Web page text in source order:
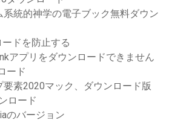
系統的神学の電子ブック無料ダウン
ドを防止する
アプリをダウンロードできません
ード
素2020マック、ダウンロード版
ロード
のバージョン